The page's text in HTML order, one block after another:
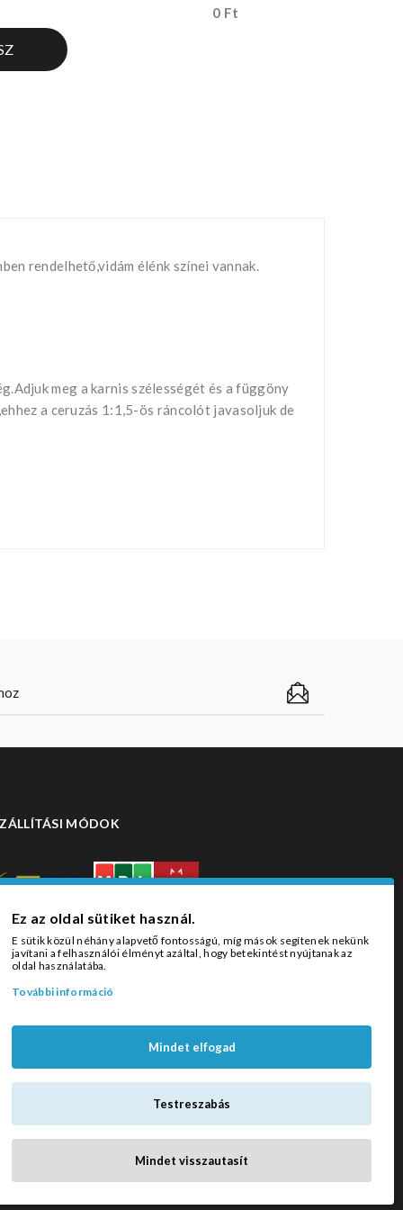
0 Ft
rendelhető,vidám élénk színei vannak.
meg a karnis szélességét és a függöny
a ceruzás 1:1,5-ös ráncolót javasoljuk de
MÓDOK
Függönyöm © 2026
Ez az oldal sütiket használ.
E sütik közül néhány alapvető fontosságú, míg mások segítenek nekünk
javítani a felhasználói élményt azáltal, hogy betekintést nyújtanak az
oldal használatába.
További információ
Mindet elfogad
Testreszabás
Mindet visszautasít